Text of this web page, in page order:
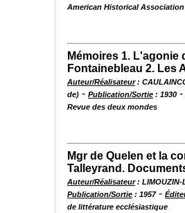
American Historical Association
Mémoires 1. L'agonie
Fontainebleau 2. Les
Auteur/Réalisateur:
de) - Publication/Sortie : 1930 -
Revue des deux mondes
Mgr de Quelen et la
Talleyrand.
Auteur/Réalisateur: LIMOUZIN-
Publication/Sortie : 1957-
de littérature ecclésiastique